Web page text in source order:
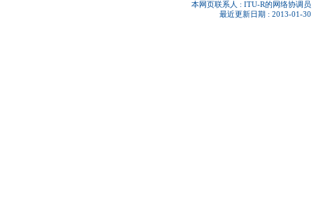
本网页联系人 : ITU-R的网络协调员
最近更新日期 : 2013-01-30